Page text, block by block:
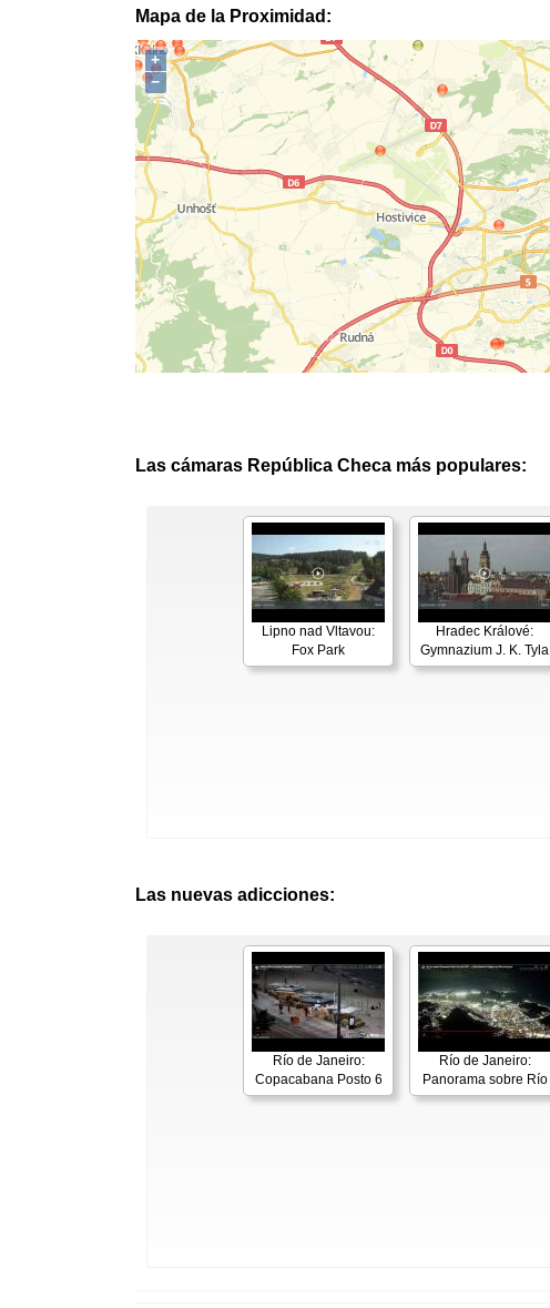
Mapa de la Proximidad:
+
−
Las cámaras República Checa más populares:
Lipno nad Vltavou:
Fox Park
Hradec Králové:
Gymnazium J. K. Tyla
Las nuevas adicciones:
Río de Janeiro:
Copacabana Posto 6
Río de Janeiro:
Panorama sobre Río